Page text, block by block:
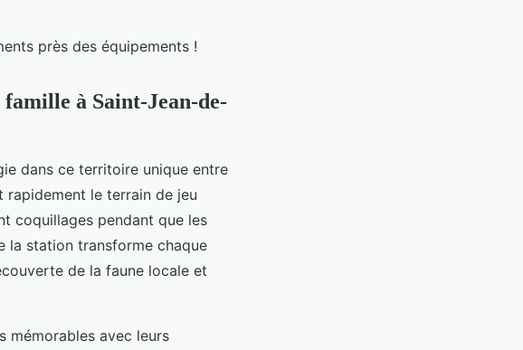
près des équipements !
à Saint-Jean-de-
dans ce territoire unique entre
le terrain de jeu
coquillages pendant que les
la station transforme chaque
de la faune locale et
mémorables avec leurs